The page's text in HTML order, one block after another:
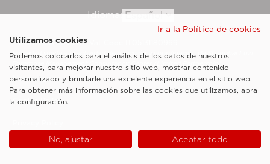
Idioma:
Esaote SpA ©2026 - Vat Code IT05131180969
Sociedad sujeta a la actividad de dirección y coordinación de Shanghai Luzi
Enterprise Management Consultancy Center (Limited Partnership)
Notas legales
Cookie Policy
Ir a la Política de cookies
Utilizamos cookies
Podemos colocarlos para el análisis de los datos de nuestros
visitantes, para mejorar nuestro sitio web, mostrar contenido
personalizado y brindarle una excelente experiencia en el sitio web.
Para obtener más información sobre las cookies que utilizamos, abra
la configuración.
No, ajustar Aceptar todo